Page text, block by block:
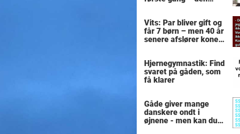
skrige af grin
Vits: Par bliver gift og
får 7 børn – men 40 år
senere afslører konen
Hjernegymnastik: Find
svaret på gåden, som
få klarer
Gåde giver mange
danskere ondt i
øjnene - men kan du